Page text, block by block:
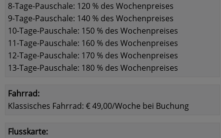
8-Tage-Pauschale: 120 % des Wochenpreises
9-Tage-Pauschale: 140 % des Wochenpreises
10-Tage-Pauschale: 150 % des Wochenpreises
11-Tage-Pauschale: 160 % des Wochenpreises
12-Tage-Pauschale: 170 % des Wochenpreises
13-Tage-Pauschale: 180 % des Wochenpreises
Fahrrad:
Klassisches Fahrrad: € 49,00/Woche bei Buchung
Flusskarte: